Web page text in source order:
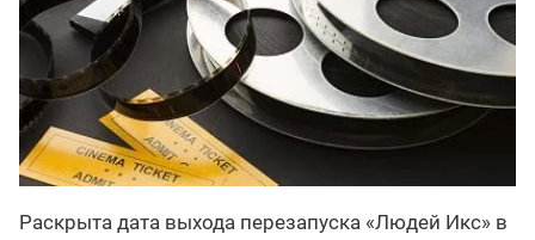
Раскрыта дата выхода перезапуска «Людей Икс» в